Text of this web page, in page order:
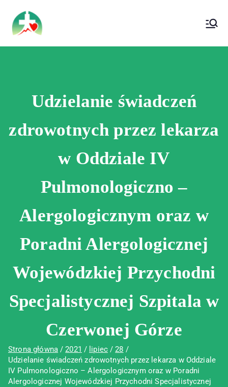
Wojewódzki Szpital Specjalistyczny im.
Św. Rafała w Czerwonej Górze
Udzielanie świadczeń
zdrowotnych przez lekarza
w Oddziale IV
Pulmonologiczno –
Alergologicznym oraz w
Poradni Alergologicznej
Wojewódzkiej Przychodni
Specjalistycznej Szpitala w
Czerwonej Górze
Strona główna 2021 lipiec
28
Udzielanie świadczeń zdrowotnych przez lekarza w Oddziale
IV Pulmonologiczno – Alergologicznym oraz w Poradni
Alergologicznej Wojewódzkiej Przychodni Specjalistycznej